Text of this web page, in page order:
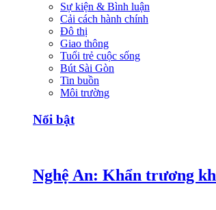
Sự kiện & Bình luận
Cải cách hành chính
Đô thị
Giao thông
Tuổi trẻ cuộc sống
Bút Sài Gòn
Tin buồn
Môi trường
Nổi bật
Nghệ An: Khẩn trương